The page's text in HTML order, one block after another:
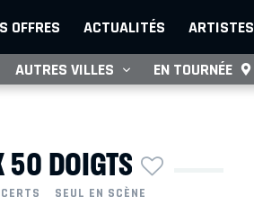
OFFRES ACTUALITÉS ARTISTES
AUTRES VILLES EN TOURNÉE
50 DOIGTS
SEUL EN SCÈNE